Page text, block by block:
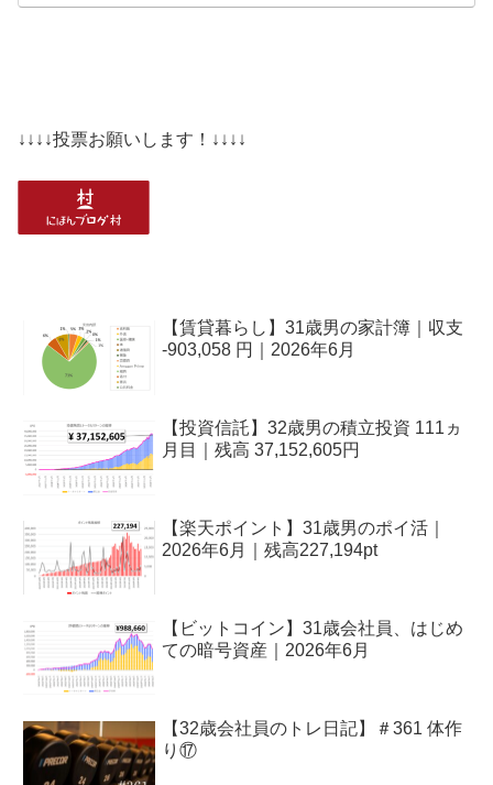
↓↓↓↓投票お願いします！↓↓↓↓
【賃貸暮らし】31歳男の家計簿｜収支
-903,058 円｜2026年6月
【投資信託】32歳男の積立投資 111ヵ
月目｜残高 37,152,605円
【楽天ポイント】31歳男のポイ活｜
2026年6月｜残高227,194pt
【ビットコイン】31歳会社員、はじめ
ての暗号資産｜2026年6月
【32歳会社員のトレ日記】＃361 体作
り⑰